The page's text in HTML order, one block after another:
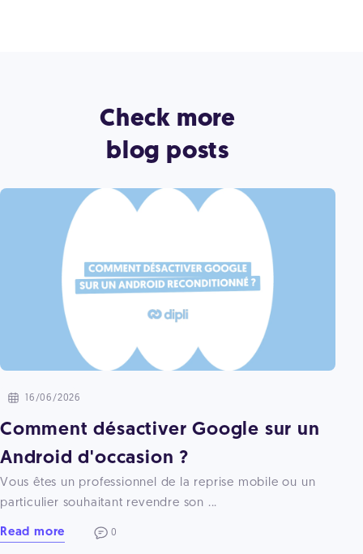
Check more
blog posts
16/06/2026
Comment désactiver Google sur un
Android d'occasion ?
Vous êtes un professionnel de la reprise mobile ou un
particulier souhaitant revendre son ...
Read more 0